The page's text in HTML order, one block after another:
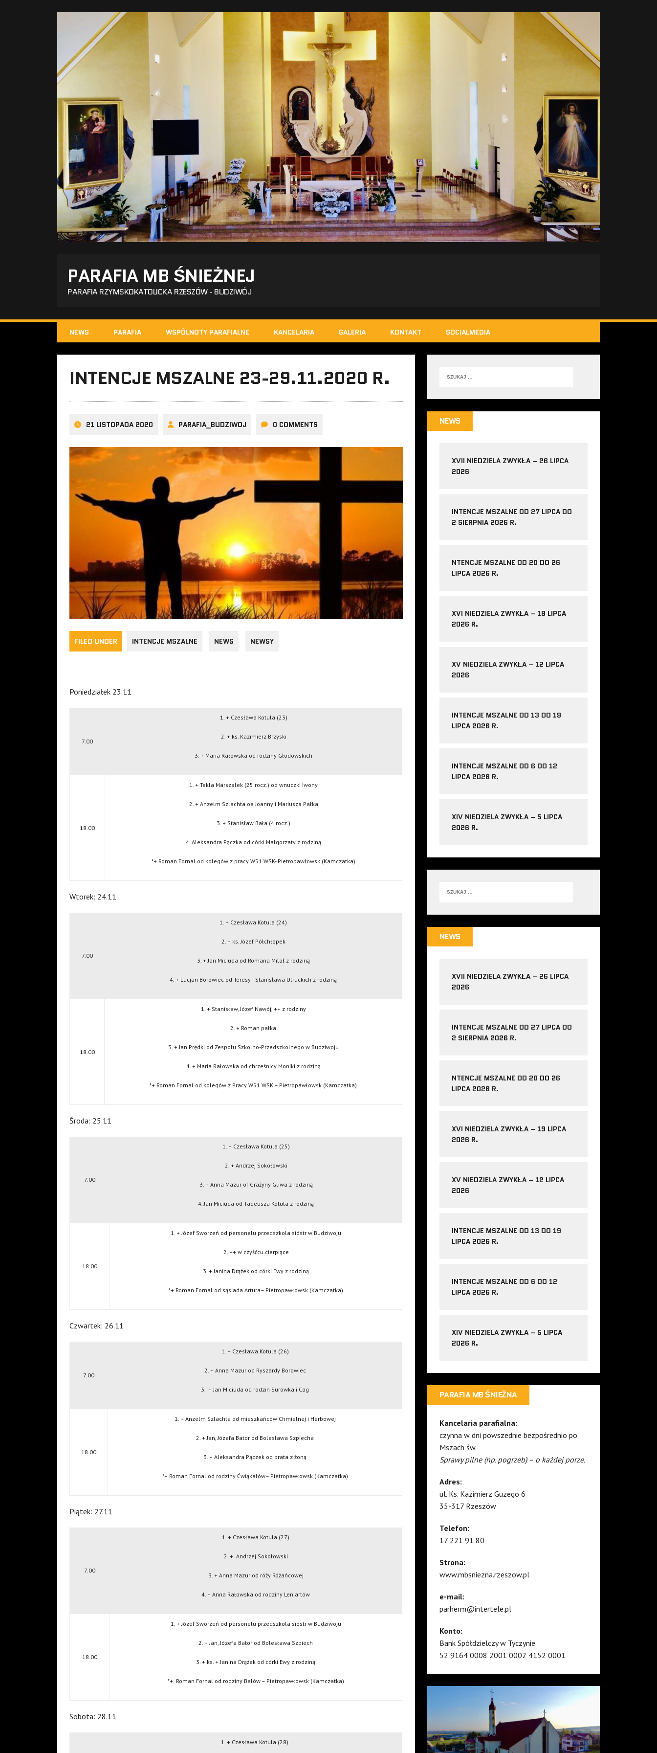
PARAFIA MB ŚNIEŻNEJ
PARAFIA RZYMSKOKATOLICKA RZESZÓW - BUDZIWÓJ
NEWS PARAFIA WSPÓLNOTY PARAFIALNE KANCELARIA GALERIA KONTAKT SOCIALMEDIA
INTENCJE MSZALNE 23-29.11.2020 R.
21 LISTOPADA 2020 PARAFIA_BUDZIWOJ 0 COMMENTS
FILED UNDER INTENCJE MSZALNE NEWS NEWSY
Poniedziałek 23.11
7.00
1. + Czesława Kotula (23)
2. + ks. Kazimierz Brzyski
3. + Maria Rałowska od rodziny Głodowskich
18.00
1. + Tekla Marszałek (25 rocz.) od wnuczki Iwony
2. + Anzelm Szlachta oa Joanny i Mariusza Pałka
3. + Stanisław Bała (4 rocz.)
4. Aleksandra Pączka od córki Małgorzaty z rodziną
*+ Roman Fornal od kolegów z pracy W51 WSK- Pietropawłowsk (Kamczatka)
Wtorek: 24.11
7.00
1. + Czesława Kotula (24)
2. + ks. Józef Półchłopek
3. + Jan Miciuda od Romana Mitał z rodziną
4. + Lucjan Borowiec od Teresy i Stanisława Utruckich z rodziną
18.00
1. + Stanisław, Józef Nawój, ++ z rodziny
2. + Roman pałka
3. + Jan Prędki od Zespołu Szkolno-Przedszkolnego w Budziwoju
4. + Maria Rałowska od chrześnicy Moniki z rodziną
*+ Roman Fornal od kolegów z Pracy W51 WSK – Pietropawłowsk (Kamczatka)
Środa: 25.11
7.00
1. + Czesława Kotula (25)
2. + Andrzej Sokołowski
3. + Anna Mazur of Grażyny Gliwa z rodziną
4. Jan Miciuda od Tadeusza Kotula z rodziną
18.00
1. + Józef Sworzeń od personelu przedszkola sióstr w Budziwoju
2. ++ w czyśćcu cierpiące
3. + Janina Drążek od córki Ewy z rodziną
*+ Roman Fornal od sąsiada Artura– Pietropawłowsk (Kamczatka)
Czwartek: 26.11
7.00
1. + Czesława Kotula (26)
2. + Anna Mazur od Ryszardy Borowiec
3. + Jan Miciuda od rodzin Surówka i Cag
18.00
1. + Anzelm Szlachta od mieszkańców Chmielnej i Herbowej
2. + Jan, Józefa Bator od Bolesława Szpiecha
3. + Aleksandra Pączek od brata z żoną
*+ Roman Fornal od rodziny Ćwiąkałów– Pietropawłowsk (Kamczatka)
Piątek: 27.11
7.00
1. + Czesława Kotula (27)
2. + Andrzej Sokołowski
3. + Anna Mazur od róży Różańcowej
4. + Anna Rałowska od rodziny Leniartów
18.00
1. + Józef Sworzeń od personelu przedszkola sióstr w Budziwoju
2. + Jan, Józefa Bator od Bolesława Szpiech
3. + ks. + Janina Drążek od córki Ewy z rodziną
*+ Roman Fornal od rodziny Balów – Pietropawłowsk (Kamczatka)
Sobota: 28.11
1. + Czesława Kotula (28)
NEWS
XVII NIEDZIELA ZWYKŁA – 26 LIPCA
2026
INTENCJE MSZALNE OD 27 LIPCA DO
2 SIERPNIA 2026 R.
NTENCJE MSZALNE OD 20 DO 26
LIPCA 2026 R.
XVI NIEDZIELA ZWYKŁA – 19 LIPCA
2026 R.
XV NIEDZIELA ZWYKŁA – 12 LIPCA
2026
INTENCJE MSZALNE OD 13 DO 19
LIPCA 2026 R.
INTENCJE MSZALNE OD 6 DO 12
LIPCA 2026 R.
XIV NIEDZIELA ZWYKŁA – 5 LIPCA
2026 R.
NEWS
XVII NIEDZIELA ZWYKŁA – 26 LIPCA
2026
INTENCJE MSZALNE OD 27 LIPCA DO
2 SIERPNIA 2026 R.
NTENCJE MSZALNE OD 20 DO 26
LIPCA 2026 R.
XVI NIEDZIELA ZWYKŁA – 19 LIPCA
2026 R.
XV NIEDZIELA ZWYKŁA – 12 LIPCA
2026
INTENCJE MSZALNE OD 13 DO 19
LIPCA 2026 R.
INTENCJE MSZALNE OD 6 DO 12
LIPCA 2026 R.
XIV NIEDZIELA ZWYKŁA – 5 LIPCA
2026 R.
PARAFIA MB ŚNIEŻNA
Kancelaria parafialna:
czynna w dni powszednie bezpośrednio po
Mszach św.
Sprawy pilne (np. pogrzeb) – o każdej porze.
Adres:
ul. Ks. Kazimierz Guzego 6
35-317 Rzeszów
Telefon:
17 221 91 80
Strona:
www.mbsniezna.rzeszow.pl
e-mail:
parherm@intertele.pl
Konto:
Bank Spółdzielczy w Tyczynie
52 9164 0008 2001 0002 4152 0001